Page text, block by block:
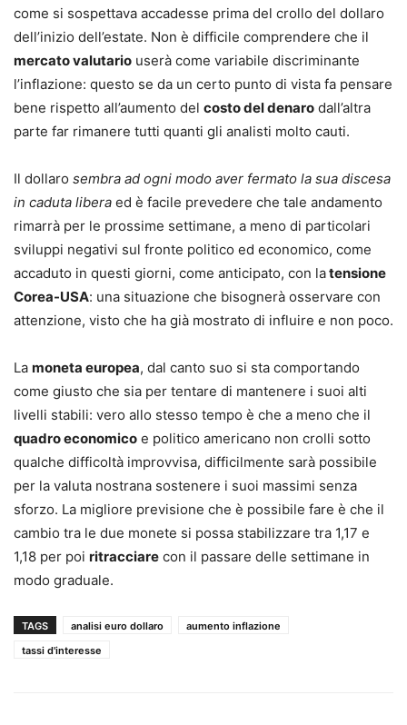
come si sospettava accadesse prima del crollo del dollaro
dell’inizio dell’estate. Non è difficile comprendere che il
mercato valutario userà come variabile discriminante
l’inflazione: questo se da un certo punto di vista fa pensare
bene rispetto all’aumento del costo del denaro dall’altra
parte far rimanere tutti quanti gli analisti molto cauti.
Il dollaro sembra ad ogni modo aver fermato la sua discesa
in caduta libera ed è facile prevedere che tale andamento
rimarrà per le prossime settimane, a meno di particolari
sviluppi negativi sul fronte politico ed economico, come
accaduto in questi giorni, come anticipato, con latensione
Corea-USA: una situazione che bisognerà osservare con
attenzione, visto che ha già mostrato di influire e non poco.
La moneta europea, dal canto suo si sta comportando
come giusto che sia per tentare di mantenere i suoi alti
livelli stabili: vero allo stesso tempo è che a meno che il
quadro economico e politico americano non crolli sotto
qualche difficoltà improvvisa, difficilmente sarà possibile
per la valuta nostrana sostenere i suoi massimi senza
sforzo. La migliore previsione che è possibile fare è che il
cambio tra le due monete si possa stabilizzare tra 1,17 e
1,18 per poi ritracciare con il passare delle settimane in
modo graduale.
TAGS analisi euro dollaro
aumento inflazione
tassi d'interesse